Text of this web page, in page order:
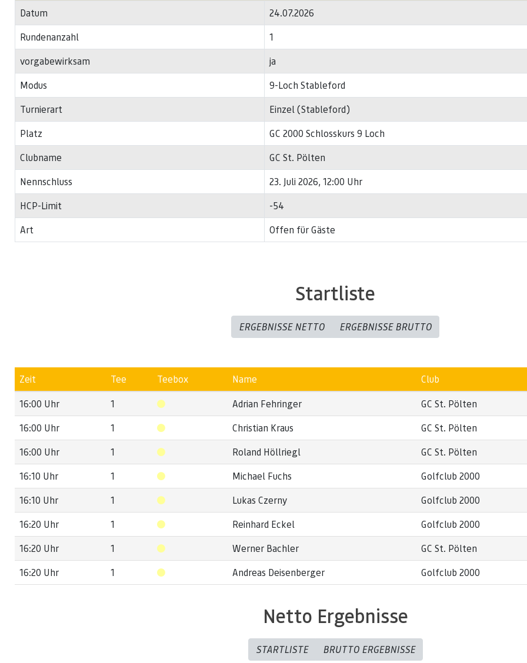
Datum
24.07.2026
Rundenanzahl
1
vorgabewirksam
ja
Modus
9-Loch Stableford
Turnierart
Einzel (Stableford)
Platz
GC 2000 Schlosskurs 9 Loch
Clubname
GC St. Pölten
Nennschluss
23. Juli 2026, 12:00 Uhr
HCP-Limit
-54
Art
Offen für Gäste
Startliste
ERGEBNISSE NETTO ERGEBNISSE BRUTTO
Zeit Tee Teebox Name
Club
16:00 Uhr
1 Adrian Fehringer
GC St. Pölten
16:00 Uhr
1 Christian Kraus
GC St. Pölten
16:00 Uhr
1 Roland Höllriegl
GC St. Pölten
16:10 Uhr
1 Michael Fuchs
Golfclub 2000
16:10 Uhr
1 Lukas Czerny
Golfclub 2000
16:20 Uhr
1 Reinhard Eckel
Golfclub 2000
16:20 Uhr
1 Werner Bachler
GC St. Pölten
16:20 Uhr
1 Andreas Deisenberger Golfclub 2000
Netto Ergebnisse
STARTLISTE BRUTTO ERGEBNISSE